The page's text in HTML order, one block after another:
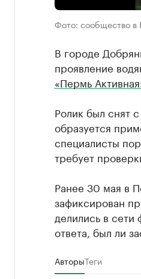
Фото: сообщество в
В городе
проявление
«Пермь
Ролик был снят
образуется
специалисты
требует
Ранее 30 мая в
зафиксирован
делились в
ответа, был ли
АвторыТеги